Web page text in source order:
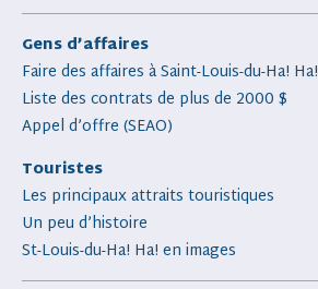
Gens d’affaires
Faire des affaires à Saint-Louis-du-Ha! Ha!
Liste des contrats de plus de 2000 $
Appel d’offre (SEAO)
Touristes
Les principaux attraits touristiques
Un peu d’histoire
St-Louis-du-Ha! Ha! en images